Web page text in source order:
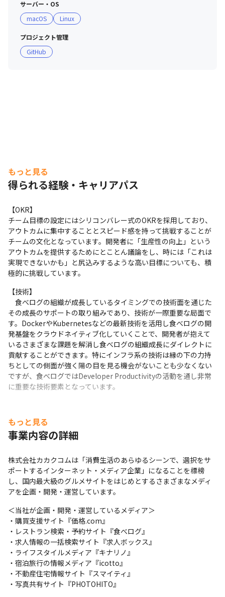
サーバー・OS
macOS
Linux
プロジェクト管理
GitHub
もっと見る
得られる経験・キャリアパス
【OKR】
チーム目標の設定にはシリコンバレー式のOKRを採用しており、
アウトカムに集中することとスピード感を持って挑戦することが
チームの文化となっています。開発者に「生産性の向上」という
アウトカムを提供するためにとことん議論をし、時には「これは
実現できないかも」と尻込みするような高い目標についても、積
極的に挑戦しています。
【技術】
食べログの組織が成長しているタイミングでの技術面を通じた
その成長のサポートの取り組みであり、技術が一際重要な局面で
す。DockerやKubernetesなどの最新技術を活用し食べログの開
発基盤をクラウドネイティブ化していくことで、開発者が抱えて
いるさまざまな課題を解消し食べログの組織成長にダイレクトに
貢献することができます。特にインフラ系の技術は縁の下の力持
ちとしての側面が強く陽の目を見る機会がないことも少なくない
ですが、食べログではDeveloper Productivityの活動を通し非常
に重要な技術要素となっています。
もっと見る
事業内容の詳細
株式会社カカクコムは「消費生活のあらゆるシーンで、選択をサ
ポートするインターネット・メディア企業」になることを標榜
し、国内最大級のグルメサイトをはじめとするさまざまなメディ
アを企画・開発・運営しています。
＜当社が企画・開発・運営しているメディア＞
・購買支援サイト『価格.com』
・レストラン検索・予約サイト『食べログ』
・求人情報の一括検索サイト『求人ボックス』
・ライフスタイルメディア『キナリノ』
・宿泊旅行の情報メディア『icotto』
・不動産住宅情報サイト『スマイティ』
・写真共有サイト『PHOTOHITO』